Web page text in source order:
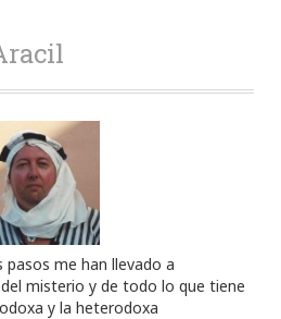
me han llevado a
misterio y de todo lo que tiene
y la heterodoxa